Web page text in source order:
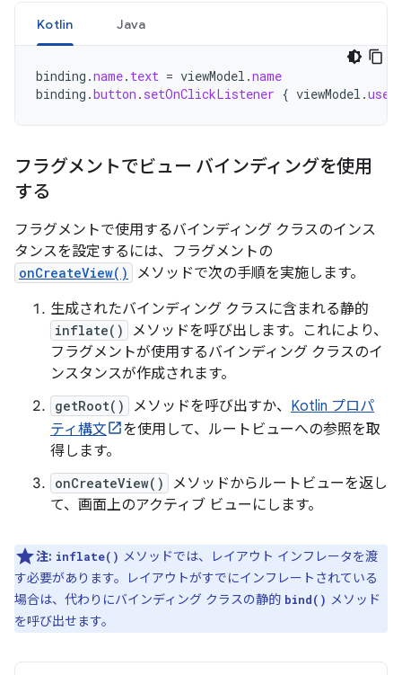
Kotlin Java
binding .name. text = viewModel .name
binding .button . setOnClickListener { viewModel .
フラグメントでビュー バインディングを使用
する
フラグメントで使用するバインディング クラスのインス
タンスを設定するには、フラグメントの
onCreateView()
メソッドで次の手順を実施します。
生成されたバインディング クラスに含まれる静的
inflate()
メソッドを呼び出します。これにより、
フラグメントが使用するバインディング クラスのイ
ンスタンスが作成されます。
getRoot() メソッドを呼び出すか、 Kotlin プロパ
ティ構文
を使用して、ルートビューへの参照を取
得します。
onCreateView()
メソッドからルートビューを返し
て、画面上のアクティブ ビューにします。
注: inflate() メソッドでは、レイアウト インフレータを渡
す必要があります。レイアウトがすでにインフレートされている
場合は、代わりにバインディング クラスの静的 bind() メソッド
を呼び出せます。